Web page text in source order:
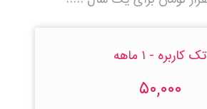
تک کاربره - ۱ ماهه
۵۰,۰۰۰